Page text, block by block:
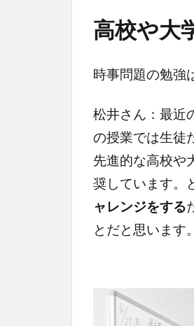
高校や大
時事問題の勉強
松井さん：最近
の授業では生徒
先進的な高校や
奨しています。
ャレンジをする
とだと思います。